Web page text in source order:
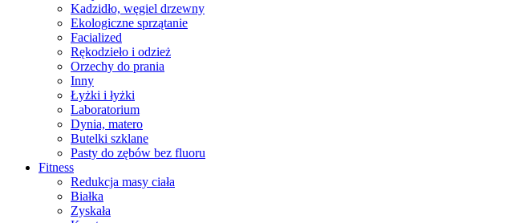
Kadzidło, węgiel drzewny
Ekologiczne sprzątanie
Facialized
Rękodzieło i odzież
Orzechy do prania
Inny
Łyżki i łyżki
Laboratorium
Dynia, matero
Butelki szklane
Pasty do zębów bez fluoru
Fitness
Redukcja masy ciała
Białka
Zyskała